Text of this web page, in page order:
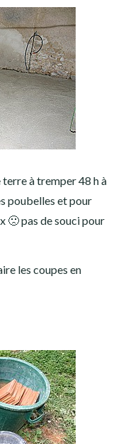
à tremper 48 h à
poubelles et pour
🙁 pas de souci pour
les coupes en